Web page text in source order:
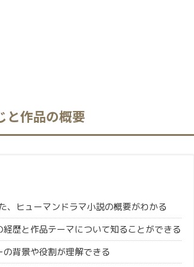
と作品の概要
、ヒューマンドラマ小説の概要がわかる
歴と作品テーマについて知ることができる
背景や役割が理解できる